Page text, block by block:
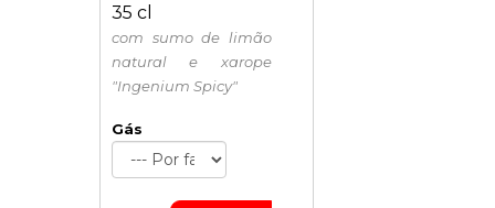
35 cl
com sumo de limão
natural e xarope
"Ingenium Spicy"
Gás